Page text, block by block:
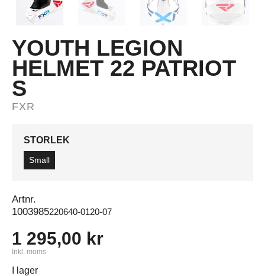
YOUTH LEGION
HELMET 22 PATRIOT
S
FXR
STORLEK
Small
Artnr.
1003985220640-0120-07
1 295,00 kr
Inkl. moms
I lager